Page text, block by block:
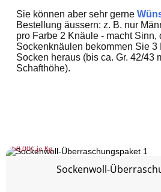
Sie können aber sehr gerne
Bestellung äussern: z. B. nur
pro Farbe 2 Knäule - macht Sinn,
Sockenknäulen bekommen Sie 3
Socken heraus (bis ca. Gr. 42/43
Schafthöhe).
50,00€ je Kg
Sockenwoll-